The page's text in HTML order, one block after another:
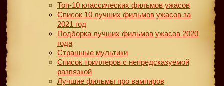
Топ-10 классических фильмов ужасов
Список 10 лучших фильмов ужасов за
2021 год
Подборка лучших фильмов ужасов 2020
года
Страшные мультики
Список триллеров с непредсказуемой
развязкой
Лучшие фильмы про вампиров